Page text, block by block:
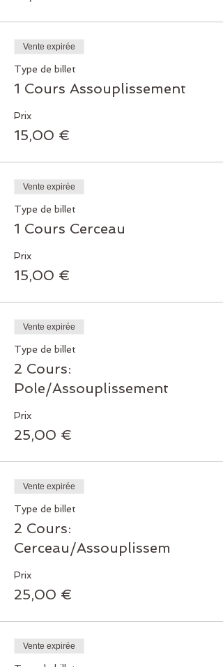
Vente expirée
Type de billet
1 Cours Assouplissement
Prix
15,00 €
Vente expirée
Type de billet
1 Cours Cerceau
Prix
15,00 €
Vente expirée
Type de billet
2 Cours:
Pole/Assouplissement
Prix
25,00 €
Vente expirée
Type de billet
2 Cours:
Cerceau/Assouplissem
Prix
25,00 €
Vente expirée